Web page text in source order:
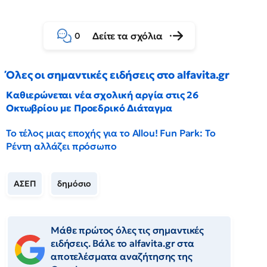
0 Δείτε τα σχόλια
Όλες οι σημαντικές ειδήσεις στο alfavita.gr
Καθιερώνεται νέα σχολική αργία στις 26
Οκτωβρίου με Προεδρικό Διάταγμα
Το τέλος μιας εποχής για το Allou! Fun Park: Το
Ρέντη αλλάζει πρόσωπο
ΑΣΕΠ δημόσιο
Μάθε πρώτος όλες τις σημαντικές
ειδήσεις. Βάλε το alfavita.gr στα
αποτελέσματα αναζήτησης της